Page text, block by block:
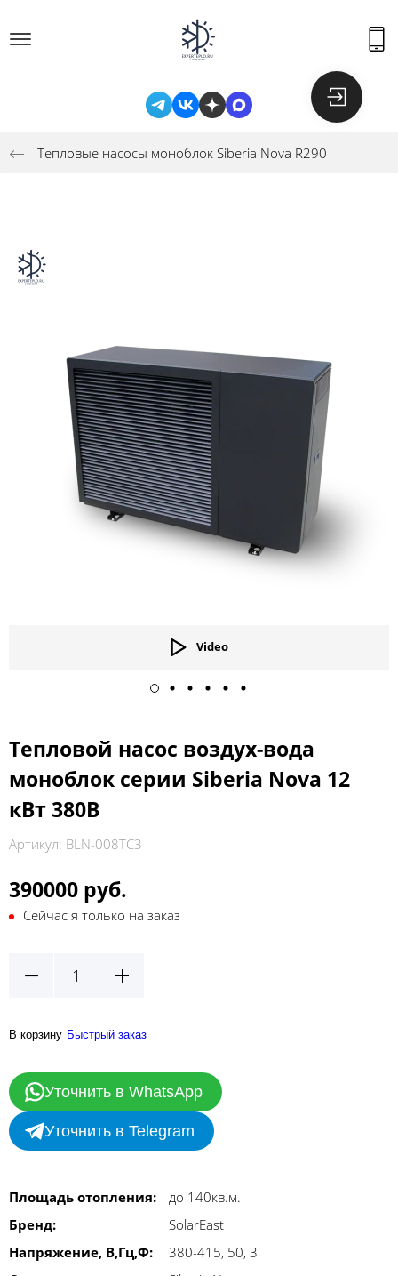
Тепловые насосы моноблок Siberia Nova R290
Video
Тепловой насос воздух-вода
моноблок серии Siberia Nova 12
кВт 380В
Артикул: BLN-008TC3
390000 руб.
Сейчас я только на заказ
В корзину Быстрый заказ
Уточнить в WhatsApp
Уточнить в Telegram
Площадь отопления:
до 140кв.м.
Бренд:
SolarEast
Напряжение, В,Гц,Ф:
380-415, 50, 3